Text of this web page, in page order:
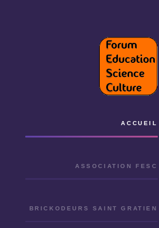
ACCUEIL
ASSOCIATION FESC
BRICKODEURS SAINT GRATIEN